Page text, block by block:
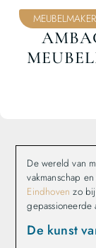
MEUBELMAKER
De wereld van
vakmanschap
Eindhoven zo
gepassioneerde
De kunst